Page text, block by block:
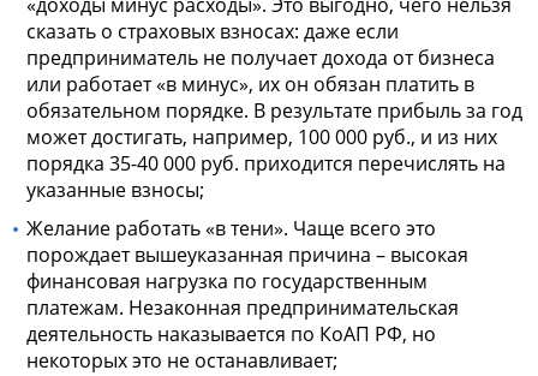
сказать о страховых взносах: даже если
предприниматель не получает дохода от бизнеса
или работает «в минус», их он обязан платить в
обязательном порядке. В результате прибыль за год
может достигать, например, 100 000 руб., и из них
порядка 35-40 000 руб. приходится перечислять на
указанные взносы;
Желание работать «в тени». Чаще всего это
порождает вышеуказанная причина – высокая
финансовая нагрузка по государственным
платежам. Незаконная предпринимательская
деятельность наказывается по КоАП РФ, но
некоторых это не останавливает;